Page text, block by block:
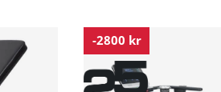
-2800 kr